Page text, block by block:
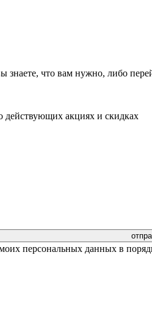
знаете, что вам нужно, либо
действующих акциях и скидках
персональных данных в